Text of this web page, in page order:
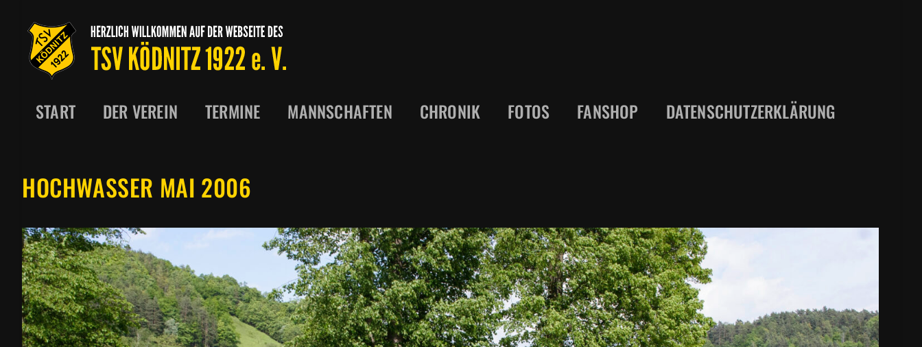
springen
START DER VEREIN TERMINE MANNSCHAFTEN CHRONIK FOTOS FANSHOP DATENSCHUTZERKLÄRUNG
HOCHWASSER MAI 2006